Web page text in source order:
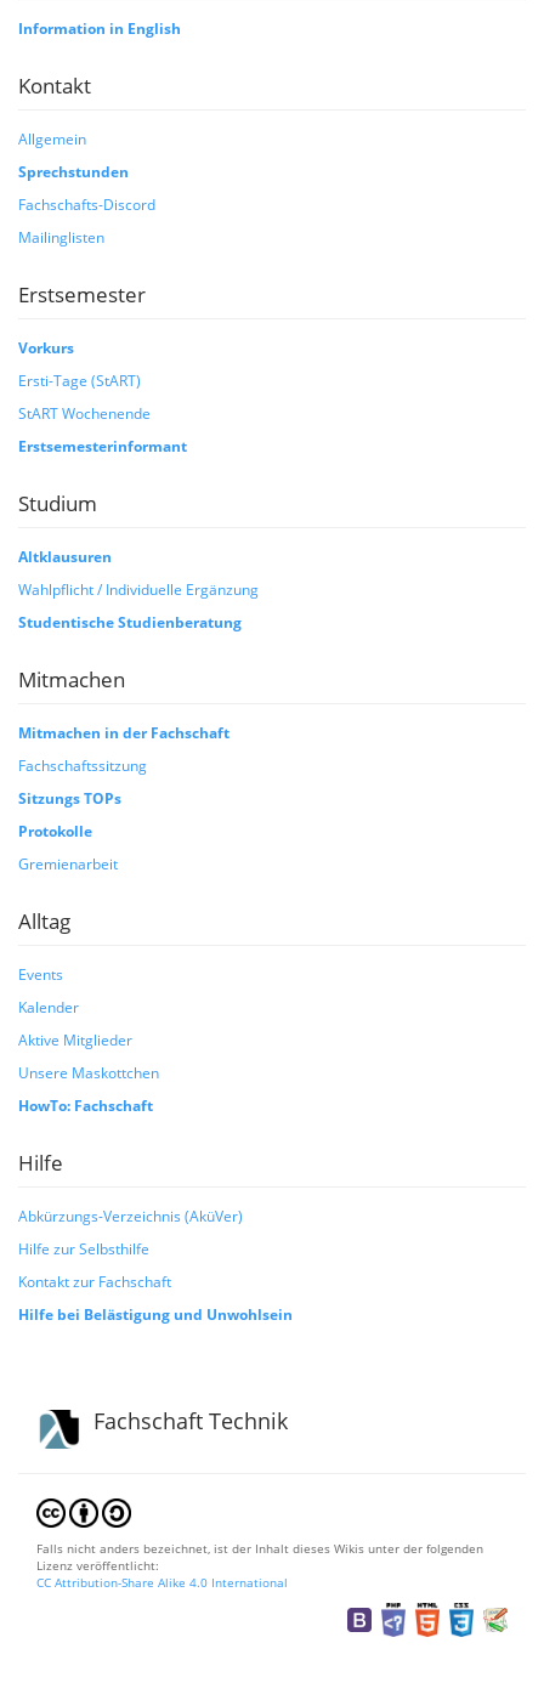
Information in English
Kontakt
Allgemein
Sprechstunden
Fachschafts-Discord
Mailinglisten
Erstsemester
Vorkurs
Ersti-Tage (StART)
StART Wochenende
Erstsemesterinformant
Studium
Altklausuren
Wahlpflicht / Individuelle Ergänzung
Studentische Studienberatung
Mitmachen
Mitmachen in der Fachschaft
Fachschaftssitzung
Sitzungs TOPs
Protokolle
Gremienarbeit
Alltag
Events
Kalender
Aktive Mitglieder
Unsere Maskottchen
HowTo: Fachschaft
Hilfe
Abkürzungs-Verzeichnis (AküVer)
Hilfe zur Selbsthilfe
Kontakt zur Fachschaft
Hilfe bei Belästigung und Unwohlsein
Fachschaft Technik
Falls nicht anders bezeichnet, ist der Inhalt dieses Wikis unter der folgenden
Lizenz veröffentlicht:
CC Attribution-Share Alike 4.0 International